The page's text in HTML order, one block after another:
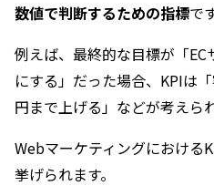
数値で判断するための指標で
例えば、最終的な目標が「
にする」だった場合、KPIは
円まで上げる」などが考えら
Webマーケティングにおける
挙げられます。